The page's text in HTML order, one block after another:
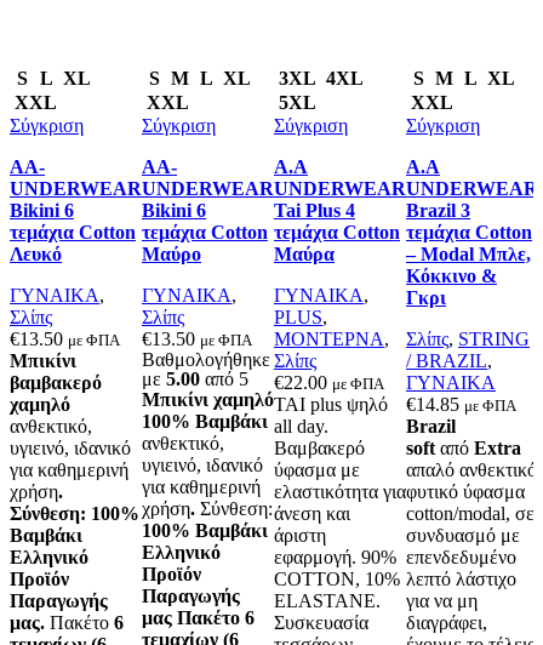
S L XL
XXL
Σύγκριση
AA-
UNDERWEAR
Bikini 6
τεμάχια Cotton
Λευκό
ΓΥΝΑΙΚΑ,
Σλίπς
€13.50 με ΦΠΑ
Μπικίνι
βαμβακερό
χαμηλό
ανθεκτικό,
υγιεινό, ιδανικό
για καθημερινή
χρήση.
Σύνθεση: 100%
Βαμβάκι
Ελληνικό
Προϊόν
Παραγωγής
μας. Πακέτο 6
S M L XL
XXL
Σύγκριση
AA-
UNDERWEAR
Bikini 6
τεμάχια Cotton
Μαύρο
ΓΥΝΑΙΚΑ,
Σλίπς
€13.50 με ΦΠΑ
Βαθμολογήθηκε
με 5.00 από 5
Μπικίνι χαμηλό
100% Βαμβάκι
ανθεκτικό,
υγιεινό, ιδανικό
για καθημερινή
χρήση. Σύνθεση:
100% Βαμβάκι
Ελληνικό
Προϊόν
Παραγωγής
μας Πακέτο 6
τεμαχίων (6
3XL 4XL
5XL
Σύγκριση
A.A
UNDERWEAR
Tai Plus 4
τεμάχια Cotton
Μαύρα
ΓΥΝΑΙΚΑ,
PLUS,
ΜΟΝΤΕΡΝΑ,
Σλίπς
€22.00 με ΦΠΑ
ΤΑΙ plus ψηλό
all day.
Βαμβακερό
ύφασμα με
ελαστικότητα για
άνεση και
άριστη
εφαρμογή. 90%
COTTON, 10%
ELASTANΕ.
Συσκευασία
S M L XL
XXL
Σύγκριση
A.A
UNDERWEAR
Brazil 3
τεμάχια Cotton
– Modal Μπλε,
Κόκκινο &
Γκρι
Σλίπς, STRING
/ BRAZIL,
ΓΥΝΑΙΚΑ
€14.85 με ΦΠΑ
Brazil
soft από Extra
απαλό ανθεκτικό
φυτικό ύφασμα
cotton/modal, σε
συνδυασμό με
επενδεδυμένο
λεπτό λάστιχο
για να μη
διαγράφει,